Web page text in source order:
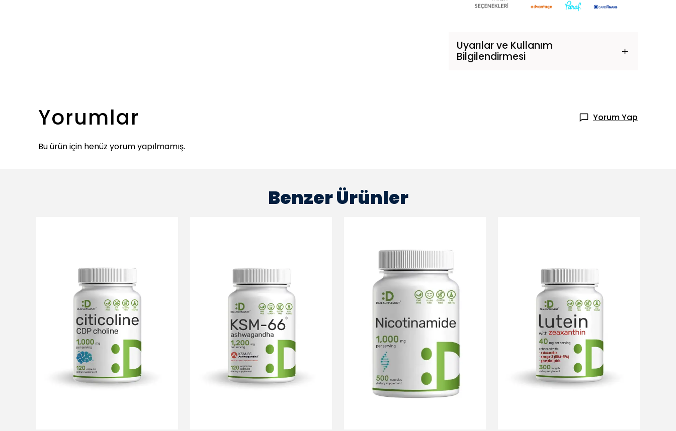
Uyarılar ve Kullanım
Bilgilendirmesi
Yorumlar Yorum Yap
Bu ürün için henüz yorum yapılmamış.
Benzer Ürünler